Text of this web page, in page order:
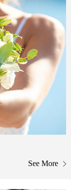
See More